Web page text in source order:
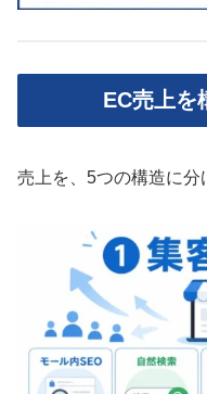
EC売上を
売上を、5つの構造に分